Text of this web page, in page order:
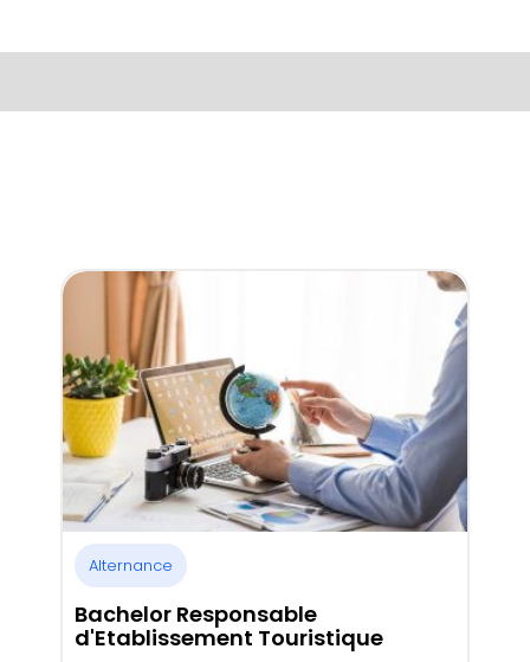
Alternance
Bachelor Responsable
d'Etablissement Touristique